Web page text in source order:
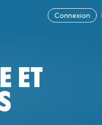
Connexion
ET